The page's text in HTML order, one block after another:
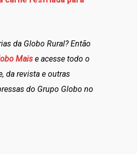
da Globo Rural? Então
Mais e acesse todo o
da revista e outras
do Grupo Globo no